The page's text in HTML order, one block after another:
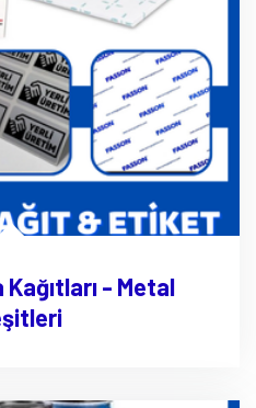
- Metal